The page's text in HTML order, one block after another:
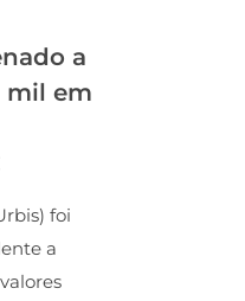
a
mil em
foi
a